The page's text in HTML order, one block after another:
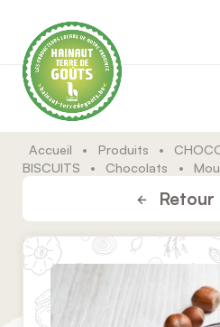
Accueil • Produits •
BISCUITS
• Chocolats •
Retour